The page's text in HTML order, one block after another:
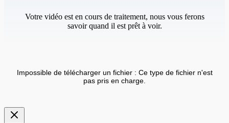
Votre vidéo est en cours de traitement, nous vous ferons
savoir quand il est prêt à voir.
Impossible de télécharger un fichier : Ce type de fichier n'est
pas pris en charge.